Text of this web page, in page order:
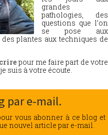
grandes
pathologies, des
questions que l’on
se pose aux
plantes aux techniques de
pour me faire part de votre
suis à votre écoute.
par e-mail.
vous abonner à ce blog et
nouvel article par e-mail.